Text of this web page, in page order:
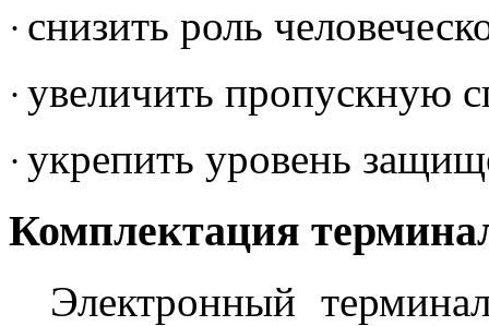
· снизить роль
· увеличить пропускную
· укрепить уровень
Комплектация
Электронный